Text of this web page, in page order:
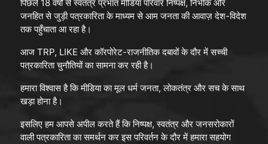
पिछले 18 वर्षों से स्वतंत्र प्रभात मीडिया परिवार निष्पक्ष, निर्भीक और
जनहित से जुड़ी पत्रकारिता के माध्यम से आम जनता की आवाज़ देश-विदेश
तक पहुँचाता आ रहा है।
आज TRP, LIKE और कॉरपोरेट-राजनीतिक दबावों के दौर में सच्ची
पत्रकारिता चुनौतियों का सामना कर रही है।
हमारा विश्वास है कि मीडिया का मूल धर्म जनता, लोकतंत्र और सच के साथ
खड़ा होना है।
इसलिए हम आपसे अपील करते हैं कि निष्पक्ष, स्वतंत्र और जनसरोकारों
वाली पत्रकारिता का समर्थन कर इस परिवर्तन के दौर में हमारा सहयोग